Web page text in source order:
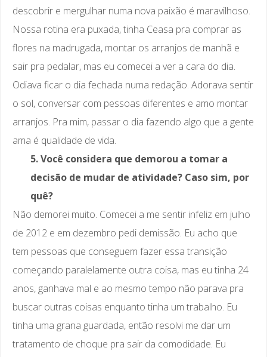
descobrir e mergulhar numa nova paixão é maravilhoso.
Nossa rotina era puxada, tinha Ceasa pra comprar as
flores na madrugada, montar os arranjos de manhã e
sair pra pedalar, mas eu comecei a ver a cara do dia.
Odiava ficar o dia fechada numa redação. Adorava sentir
o sol, conversar com pessoas diferentes e amo montar
arranjos. Pra mim, passar o dia fazendo algo que a gente
ama é qualidade de vida.
5. Você considera que demorou a tomar a
decisão de mudar de atividade? Caso sim, por
quê?
Não demorei muito. Comecei a me sentir infeliz em julho
de 2012 e em dezembro pedi demissão. Eu acho que
tem pessoas que conseguem fazer essa transição
começando paralelamente outra coisa, mas eu tinha 24
anos, ganhava mal e ao mesmo tempo não parava pra
buscar outras coisas enquanto tinha um trabalho. Eu
tinha uma grana guardada, então resolvi me dar um
tratamento de choque pra sair da comodidade. Eu